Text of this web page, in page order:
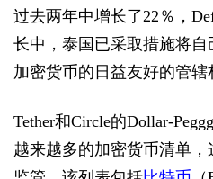
过去两年中增长了22％，
长中，泰国已采取措施将
加密货币的日益友好的管辖
Tether和Circle的Dollar-
越来越多的加密货币清单，